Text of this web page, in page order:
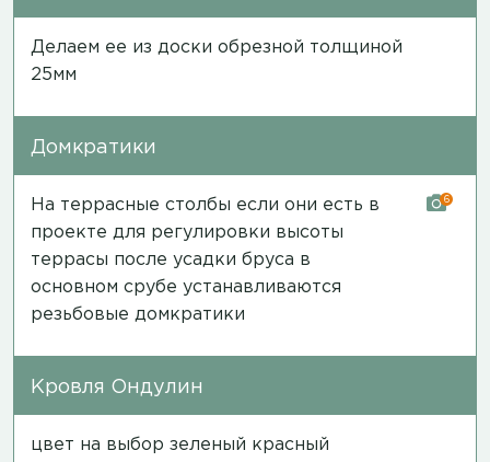
Делаем ее из доски обрезной толщиной
25мм
Домкратики
На террасные столбы если они есть в
проекте для регулировки высоты
террасы после усадки бруса в
основном срубе устанавливаются
резьбовые домкратики
6
Кровля Ондулин
цвет на выбор зеленый красный